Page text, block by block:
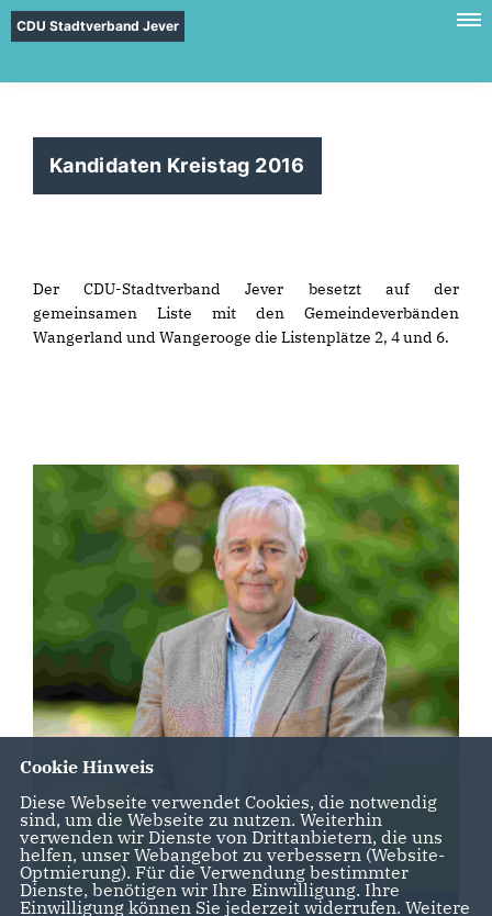
CDU Stadtverband Jever
Kandidaten Kreistag 2016
Der CDU-Stadtverband Jever besetzt auf der
gemeinsamen Liste mit den Gemeindeverbänden
Wangerland und Wangerooge die Listenplätze 2, 4 und 6.
Cookie Hinweis
Diese Webseite verwendet Cookies, die notwendig
sind, um die Webseite zu nutzen. Weiterhin
verwenden wir Dienste von Drittanbietern, die uns
helfen, unser Webangebot zu verbessern (Website-
Optmierung). Für die Verwendung bestimmter
Dienste, benötigen wir Ihre Einwilligung. Ihre
Einwilligung können Sie jederzeit widerrufen. Weitere